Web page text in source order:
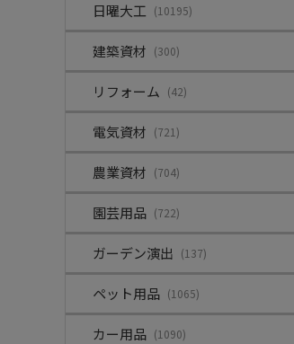
日曜大工 (10195)
建築資材 (300)
リフォーム (42)
電気資材 (721)
農業資材 (704)
園芸用品 (722)
ガーデン演出 (137)
ペット用品 (1065)
カー用品 (1090)